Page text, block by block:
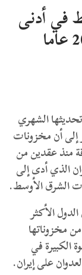
في أدنى
الشهري
إلى أن مخزونات
منذ عقدين من
الذي أدى إلى
الأكثر
مخزوناتها
الكبيرة في
على إيران.